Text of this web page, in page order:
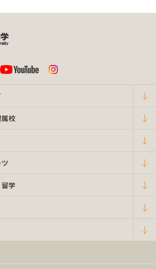
校
学